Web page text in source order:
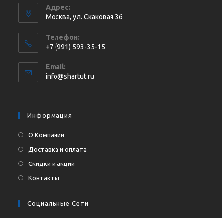
Адрес:
Москва, ул. Cкаковая 36
Телефон:
+7 (991) 593-35-15
в
вашем
Email:
info@shartut.ru
Информация
О Компании
Доставка и оплата
Скидки и акции
Контакты
Социальные Сети